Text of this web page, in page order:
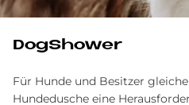
DogShower
Für Hunde und Besitzer
Hundedusche eine